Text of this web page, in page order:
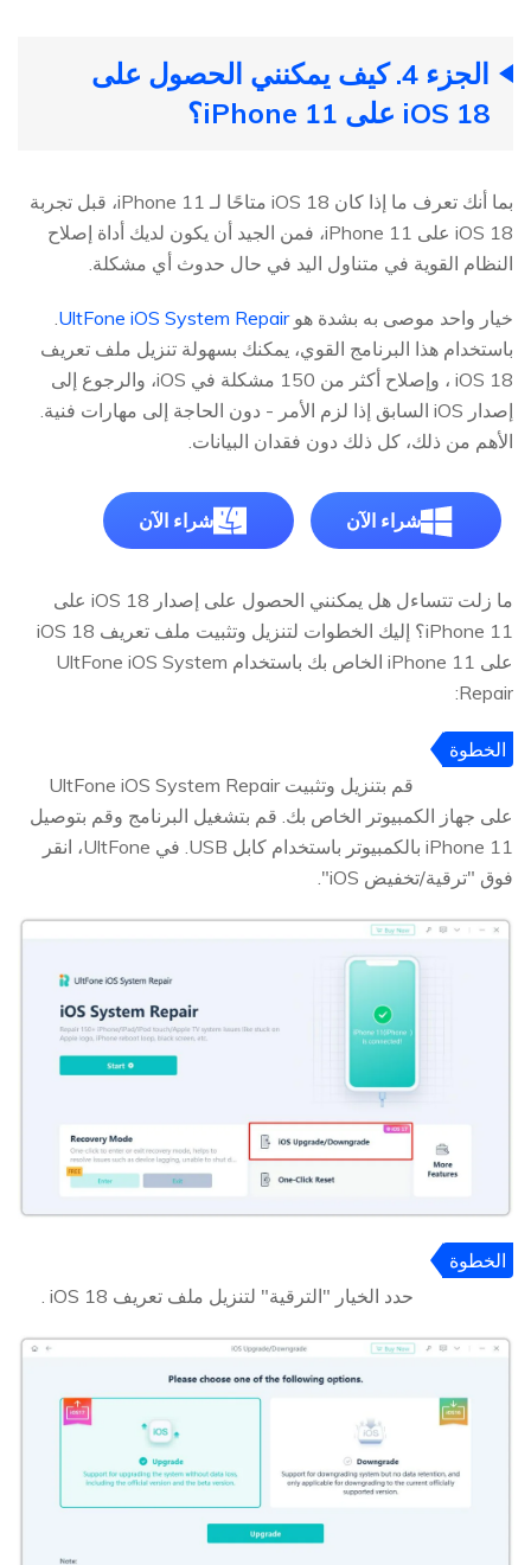
الجزء 4. كيف يمكنني الحصول على
iOS 18 على iPhone 11؟
بما أنك تعرف ما إذا كان iOS 18 متاحًا لـ iPhone 11، قبل تجربة
iOS 18 على iPhone 11، فمن الجيد أن يكون لديك أداة إصلاح
النظام القوية في متناول اليد في حال حدوث أي مشكلة.
خيار واحد موصى به بشدة هوUltFone iOS System Repair
.
باستخدام هذا البرنامج القوي، يمكنك بسهولة تنزيل ملف تعريف
iOS 18 ، وإصلاح أكثر من 150 مشكلة في iOS، والرجوع إلى
إصدار iOS السابق إذا لزم الأمر - دون الحاجة إلى مهارات فنية.
الأهم من ذلك، كل ذلك دون فقدان البيانات.
شراء الآن شراء الآن
ما زلت تتساءل هل يمكنني الحصول على إصدار iOS 18 على
iPhone 11؟ إليك الخطوات لتنزيل وتثبيت ملف تعريف iOS 18
على iPhone 11 الخاص بك باستخدام UltFone iOS System
Repair:
الخطوة
قم بتنزيل وتثبيت UltFone iOS System Repair
على جهاز الكمبيوتر الخاص بك. قم بتشغيل البرنامج وقم بتوصيل
iPhone 11 بالكمبيوتر باستخدام كابل USB. في UltFone، انقر
فوق "ترقية/تخفيض iOS".
الخطوة
حدد الخيار "الترقية" لتنزيل ملف تعريف iOS 18 .